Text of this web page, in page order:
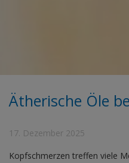
Ätherische Öle
17. Dezember 2025
Kopfschmerzen treffen viele